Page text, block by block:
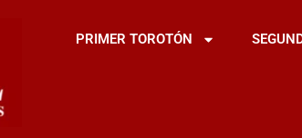
PRIMER TOROTÓN